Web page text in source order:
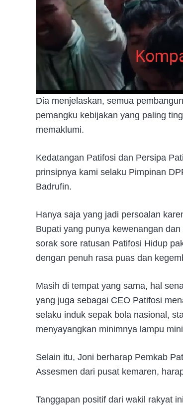
Dia menjelaskan, semua
pemangku kebijakan yang paling
memaklumi.
Kedatangan Patifosi dan Persipa
prinsipnya kami selaku Pimpinan
Badrufin.
Hanya saja yang jadi persoalan
Bupati yang punya kewenangan
sorak sore ratusan Patifosi Hidup
dengan penuh rasa puas dan
Masih di tempat yang sama, hal
yang juga sebagai CEO Patifosi
selaku induk sepak bola nasional,
menyayangkan minimnya lampu
Selain itu, Joni berharap Pemkab
Assesmen dari pusat kemaren,
Tanggapan positif dari wakil rakyat